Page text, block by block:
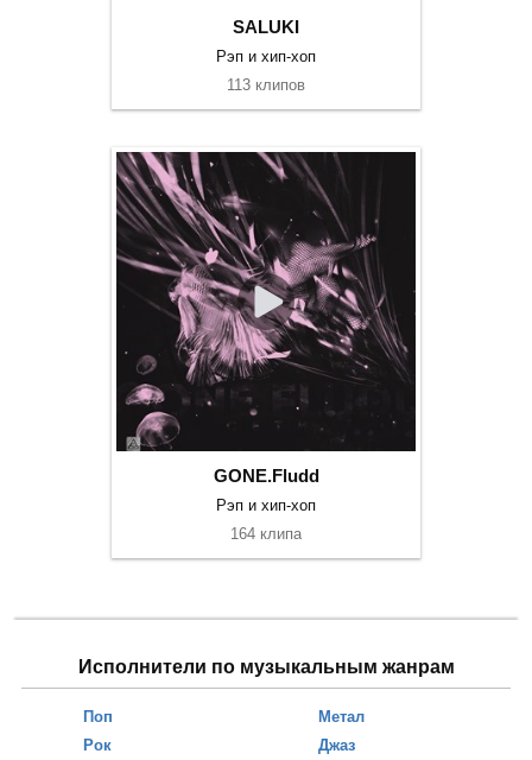
SALUKI
Рэп и хип-хоп
113 клипов
GONE.Fludd
Рэп и хип-хоп
164 клипа
Исполнители по музыкальным жанрам
Поп
Рок
Метал
Джаз